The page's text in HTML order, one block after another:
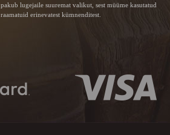
pakub lugejaile suuremat valikut, sest müüme kasutatud
raamatuid erinevatest kümnenditest.